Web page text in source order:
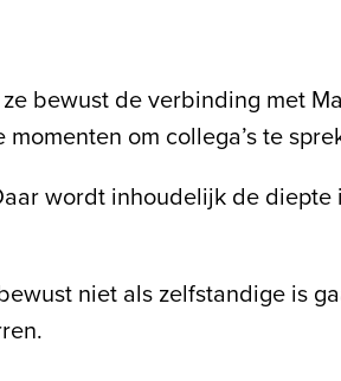
bewust de verbinding met
om collega’s te
wordt inhoudelijk de
niet als zelfstandige is